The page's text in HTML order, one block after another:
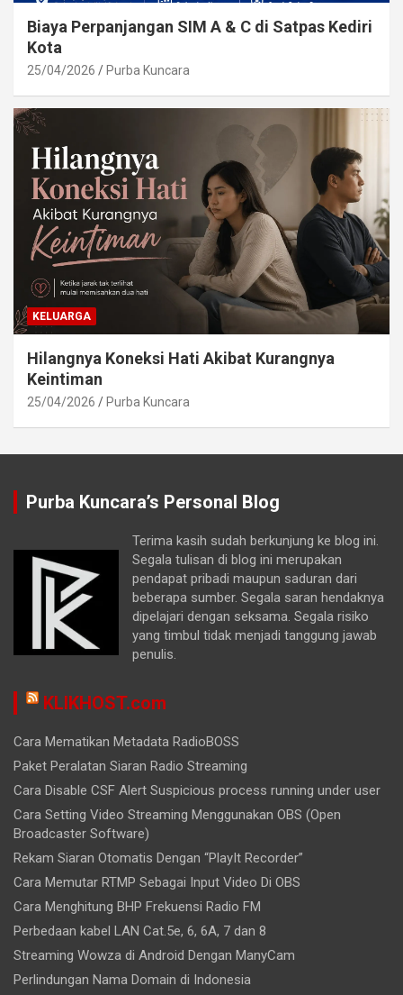
Biaya Perpanjangan SIM A & C di Satpas Kediri
Kota
25/04/2026 Purba Kuncara
KELUARGA
Hilangnya Koneksi Hati Akibat Kurangnya
Keintiman
25/04/2026 Purba Kuncara
Purba Kuncara’s Personal Blog
Terima kasih sudah berkunjung ke blog ini.
Segala tulisan di blog ini merupakan
pendapat pribadi maupun saduran dari
beberapa sumber. Segala saran hendaknya
dipelajari dengan seksama. Segala risiko
yang timbul tidak menjadi tanggung jawab
penulis.
KLIKHOST.com
Cara Mematikan Metadata RadioBOSS
Paket Peralatan Siaran Radio Streaming
Cara Disable CSF Alert Suspicious process running under user
Cara Setting Video Streaming Menggunakan OBS (Open
Broadcaster Software)
Rekam Siaran Otomatis Dengan “PlayIt Recorder”
Cara Memutar RTMP Sebagai Input Video Di OBS
Cara Menghitung BHP Frekuensi Radio FM
Perbedaan kabel LAN Cat.5e, 6, 6A, 7 dan 8
Streaming Wowza di Android Dengan ManyCam
Perlindungan Nama Domain di Indonesia